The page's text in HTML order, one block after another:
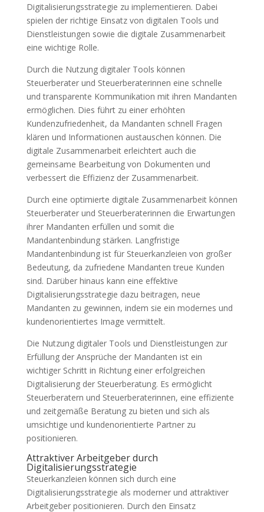
Digitalisierungsstrategie zu implementieren. Dabei
spielen der richtige Einsatz von digitalen Tools und
Dienstleistungen sowie die digitale Zusammenarbeit
eine wichtige Rolle.
Durch die Nutzung digitaler Tools können
Steuerberater und Steuerberaterinnen eine schnelle
und transparente Kommunikation mit ihren Mandanten
ermöglichen. Dies führt zu einer erhöhten
Kundenzufriedenheit, da Mandanten schnell Fragen
klären und Informationen austauschen können. Die
digitale Zusammenarbeit erleichtert auch die
gemeinsame Bearbeitung von Dokumenten und
verbessert die Effizienz der Zusammenarbeit.
Durch eine optimierte digitale Zusammenarbeit können
Steuerberater und Steuerberaterinnen die Erwartungen
ihrer Mandanten erfüllen und somit die
Mandantenbindung stärken. Langfristige
Mandantenbindung ist für Steuerkanzleien von großer
Bedeutung, da zufriedene Mandanten treue Kunden
sind. Darüber hinaus kann eine effektive
Digitalisierungsstrategie dazu beitragen, neue
Mandanten zu gewinnen, indem sie ein modernes und
kundenorientiertes Image vermittelt.
Die Nutzung digitaler Tools und Dienstleistungen zur
Erfüllung der Ansprüche der Mandanten ist ein
wichtiger Schritt in Richtung einer erfolgreichen
Digitalisierung der Steuerberatung. Es ermöglicht
Steuerberatern und Steuerberaterinnen, eine effiziente
und zeitgemäße Beratung zu bieten und sich als
umsichtige und kundenorientierte Partner zu
positionieren.
Attraktiver Arbeitgeber durch
Digitalisierungsstrategie
Steuerkanzleien können sich durch eine
Digitalisierungsstrategie als moderner und attraktiver
Arbeitgeber positionieren. Durch den Einsatz